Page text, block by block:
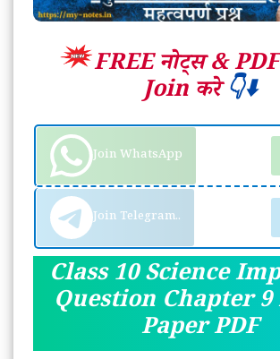
FREE नोट्स &
Join करे👇⬇️
Join WhatsApp
Join Telegram..
Class 10 Science
Question Chapter
Paper PDF